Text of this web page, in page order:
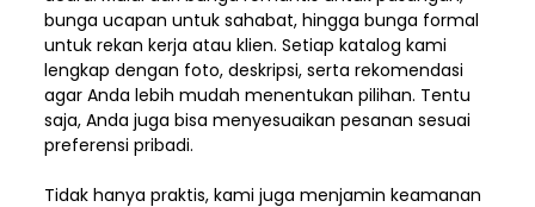
bunga ucapan untuk sahabat, hingga bunga formal
untuk rekan kerja atau klien. Setiap katalog kami
lengkap dengan foto, deskripsi, serta rekomendasi
agar Anda lebih mudah menentukan pilihan. Tentu
saja, Anda juga bisa menyesuaikan pesanan sesuai
preferensi pribadi.
Tidak hanya praktis, kami juga menjamin keamanan